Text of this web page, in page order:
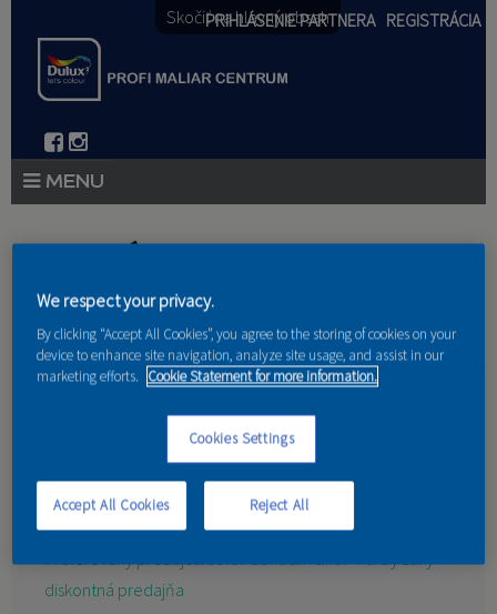
Skočiť na hlavný obsah
PRIHLÁSENIE PARTNERA REGISTRÁCIA
PORADENSTVO
AKCIE A NOVINKY
PARTNERI
KONTAKT
Nachádzate sa tu
Domov»Produkty »Partneri
Štefan Martinčo
Preferovaný predajca:Color Centrum s.r.o. - Farby Laky
diskontná predajňa
We respect your privacy.
By clicking “Accept All Cookies”, you agree to the storing of cookies on your
device to enhance site navigation, analyze site usage, and assist in our
marketing efforts. Cookie Statement for more information.
Cookies Settings
Reject All
Accept All Cookies